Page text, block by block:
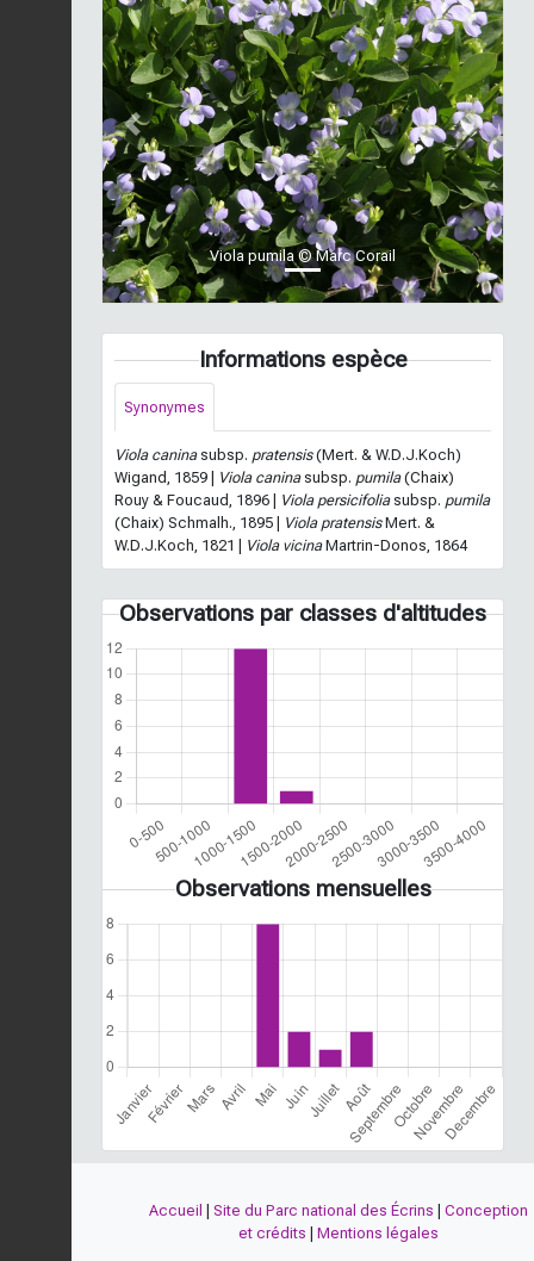
Viola pumila © Marc Corail
Previous Next
Informations espèce
Synonymes
Viola canina subsp. pratensis(Mert. & W.D.J.Koch)
Wigand, 1859 |
Viola canina subsp. pumila(Chaix)
Rouy & Foucaud, 1896 |
Viola persicifolia subsp. pumila
(Chaix) Schmalh., 1895 |
Viola pratensisMert. &
W.D.J.Koch, 1821 |
Viola vicinaMartrin-Donos, 1864
Observations par classes d'altitudes
Observations mensuelles
Accueil Site du Parc national des Écrins
Conception
et crédits
Mentions légales